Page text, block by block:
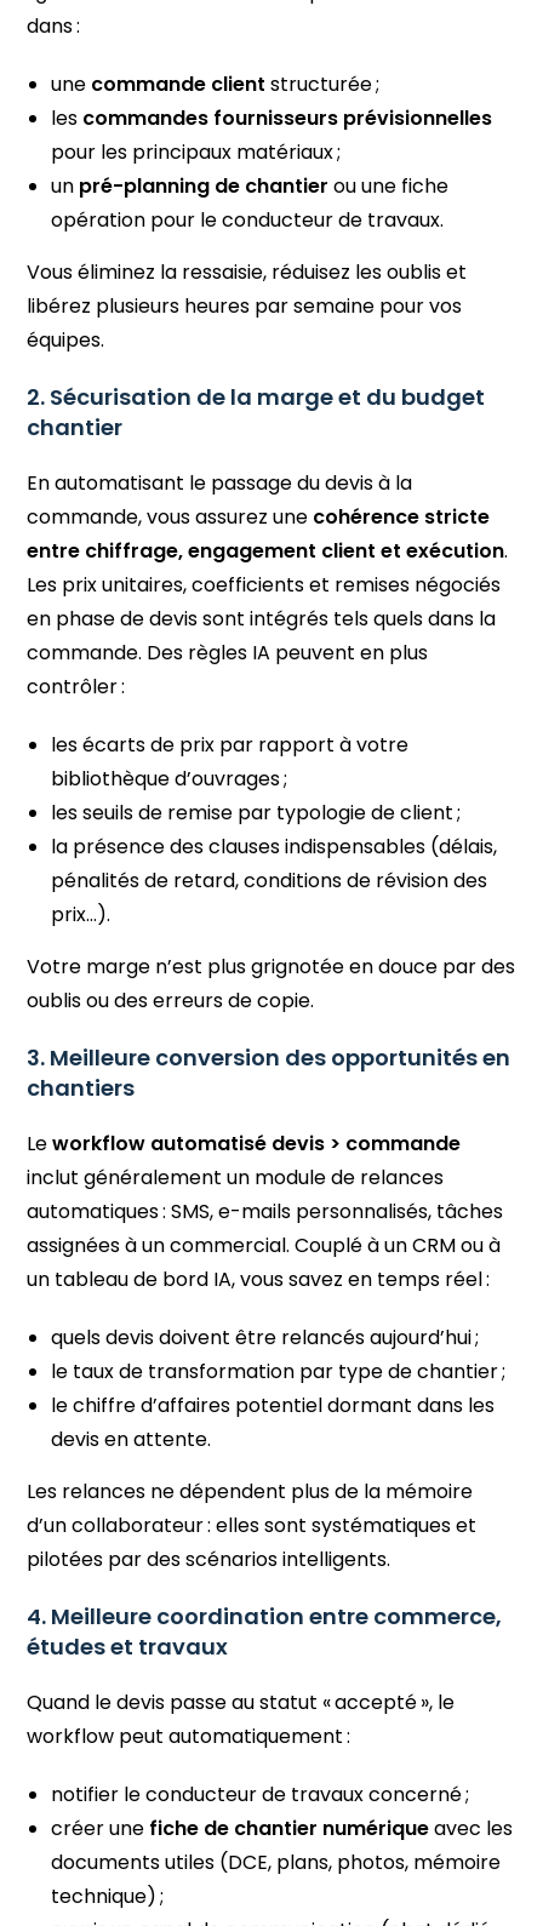
dans :
une commande client structurée ;
les commandes fournisseurs prévisionnelles
pour les principaux matériaux ;
un pré-planning de chantier ou une fiche
opération pour le conducteur de travaux.
Vous éliminez la ressaisie, réduisez les oublis et
libérez plusieurs heures par semaine pour vos
équipes.
2. Sécurisation de la marge et du budget
chantier
En automatisant le passage du devis à la
commande, vous assurez une cohérence stricte
entre chiffrage, engagement client et exécution.
Les prix unitaires, coefficients et remises négociés
en phase de devis sont intégrés tels quels dans la
commande. Des règles IA peuvent en plus
contrôler :
les écarts de prix par rapport à votre
bibliothèque d’ouvrages ;
les seuils de remise par typologie de client ;
la présence des clauses indispensables (délais,
pénalités de retard, conditions de révision des
prix…).
Votre marge n’est plus grignotée en douce par des
oublis ou des erreurs de copie.
3. Meilleure conversion des opportunités en
chantiers
Leworkflow automatisé devis > commande
inclut généralement un module de relances
automatiques : SMS, e-mails personnalisés, tâches
assignées à un commercial. Couplé à un CRM ou à
un tableau de bord IA, vous savez en temps réel :
quels devis doivent être relancés aujourd’hui ;
le taux de transformation par type de chantier ;
le chiffre d’affaires potentiel dormant dans les
devis en attente.
Les relances ne dépendent plus de la mémoire
d’un collaborateur : elles sont systématiques et
pilotées par des scénarios intelligents.
4. Meilleure coordination entre commerce,
études et travaux
Quand le devis passe au statut « accepté », le
workflow peut automatiquement :
notifier le conducteur de travaux concerné ;
créer une fiche de chantier numériqueavec les
documents utiles (DCE, plans, photos, mémoire
technique) ;